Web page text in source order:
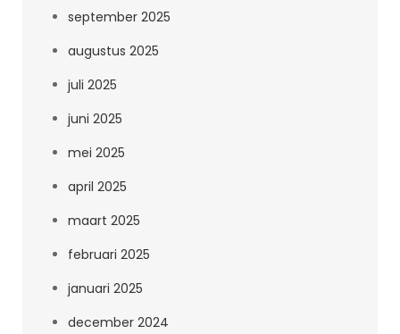
september 2025
augustus 2025
juli 2025
juni 2025
mei 2025
april 2025
maart 2025
februari 2025
januari 2025
december 2024